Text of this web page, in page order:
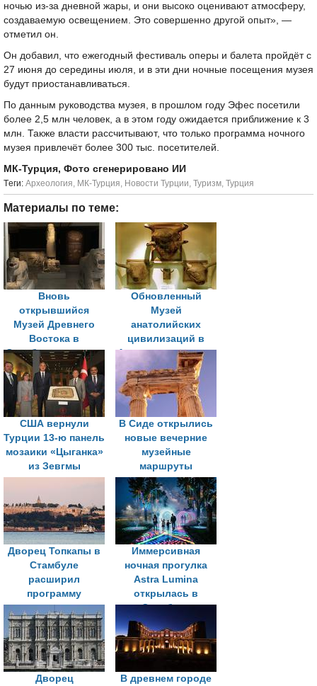
ночью из-за дневной жары, и они высоко оценивают атмосферу,
создаваемую освещением. Это совершенно другой опыт», —
отметил он.
Он добавил, что ежегодный фестиваль оперы и балета пройдёт с
27 июня до середины июля, и в эти дни ночные посещения музея
будут приостанавливаться.
По данным руководства музея, в прошлом году Эфес посетили
более 2,5 млн человек, а в этом году ожидается приближение к 3
млн. Также власти рассчитывают, что только программа ночного
музея привлечёт более 300 тыс. посетителей.
МК-Турция, Фото сгенерировано ИИ
Tеги: Археология, МК-Турция, Новости Турции, Туризм, Турция
Материалы по теме:
Вновь
открывшийся
Музей Древнего
Востока в
Стамбуле знакомит
посетителей с
тысячелетиями
истории
Обновленный
Музей
анатолийских
цивилизаций в
Анкаре представил
288 новых
экспонатов
США вернули
Турции 13-ю панель
мозаики «Цыганка»
из Зевгмы
В Сиде открылись
новые вечерние
музейные
маршруты
Дворец Топкапы в
Стамбуле
расширил
программу
вечерних
экскурсий
Иммерсивная
ночная прогулка
Astra Lumina
открылась в
Стамбуле
Дворец В древнем городе